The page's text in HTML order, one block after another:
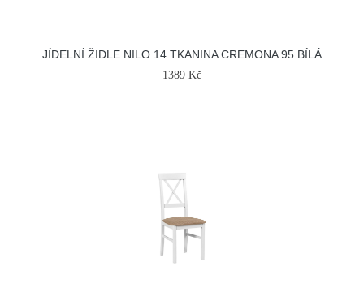
JÍDELNÍ ŽIDLE NILO 14 TKANINA CREMONA 95 BÍLÁ
1389 Kč